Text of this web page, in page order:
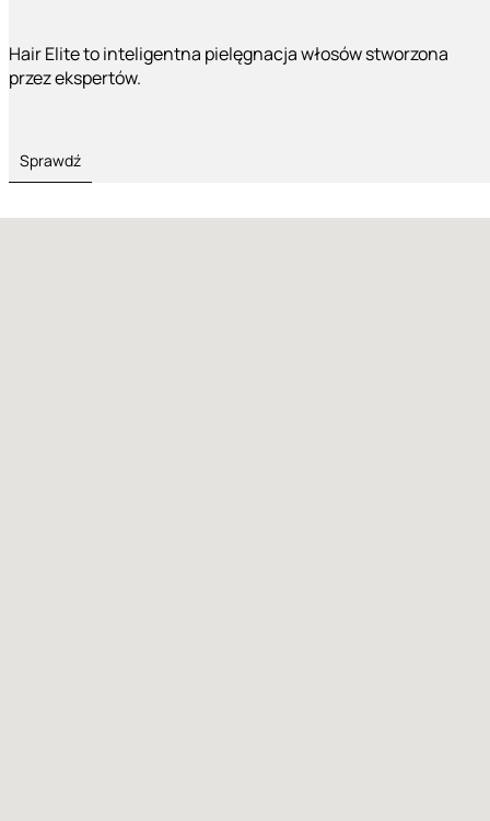
Hair Elite to inteligentna pielęgnacja włosów stworzona
przez ekspertów.
Sprawdź